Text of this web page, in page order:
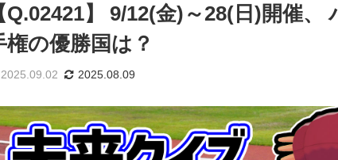
Q.02421】 9/12(金)～28(日)開催
権の優勝国は？
2025.09.02 2025.08.09